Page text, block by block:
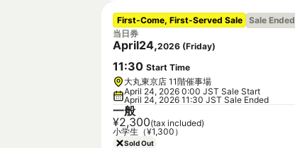
First-Come, First-Served Sale Sale Ended
当日券
April24,2026 (Friday)
11:30 Start Time
大丸東京店 11階催事場
April 24, 2026 0:00 JST Sale Start
April 24, 2026 11:30 JST Sale Ended
一般
¥2,300(tax included)
小学生（¥1,300）
Sold Out